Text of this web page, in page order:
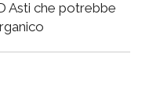
Asti che potrebbe